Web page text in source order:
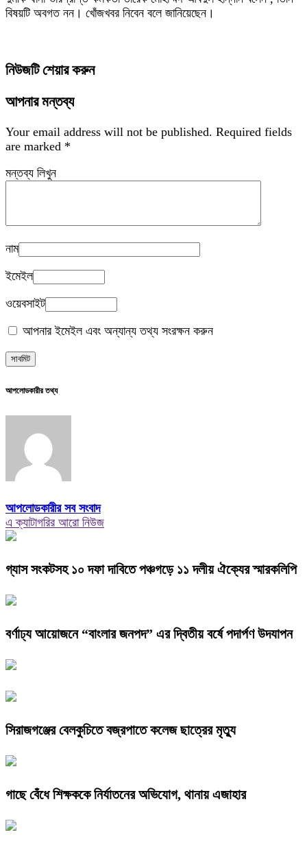
বিষয়টি অবগত নন। খোঁজখবর নিবেন বলে জানিয়েছেন।
নিউজটি শেয়ার করুন
আপনার মন্তব্য
Your email address will not be published. Required fields
are marked *
মন্তব্য লিখুন
নাম
ইমেইল
ওয়েবসাইট
আপনার ইমেইল এবং অন্যান্য তথ্য সংরক্ষন করুন
আপলোডকারীর তথ্য
আপলোডকারীর সব সংবাদ
এ ক্যাটাগরির আরো নিউজ
গ্যাস সংকটসহ ১০ দফা দাবিতে পঞ্চগড়ে ১১ দলীয় ঐক্যের স্মারকলিপি
বর্ণাঢ্য আয়োজনে “বাংলার জনপদ” এর দ্বিতীয় বর্ষে পদার্পণ উদযাপন
সিরাজগঞ্জের বেলকুচিতে বজ্রপাতে কলেজ ছাত্রের মৃত্যু
গাছে বেঁধে শিক্ষককে নির্যাতনের অভিযোগ, থানায় এজাহার